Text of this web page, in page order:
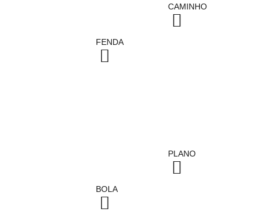
FENDA
BOLA
CAMINHO
PLANO